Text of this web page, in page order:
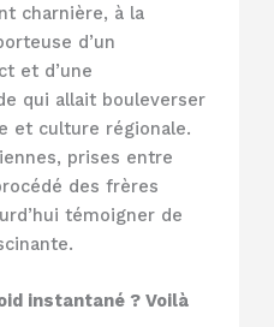
charnière, à la
d’un
et d’une
qui allait bouleverser
et culture régionale.
prises entre
des frères
témoigner de
instantané ? Voilà